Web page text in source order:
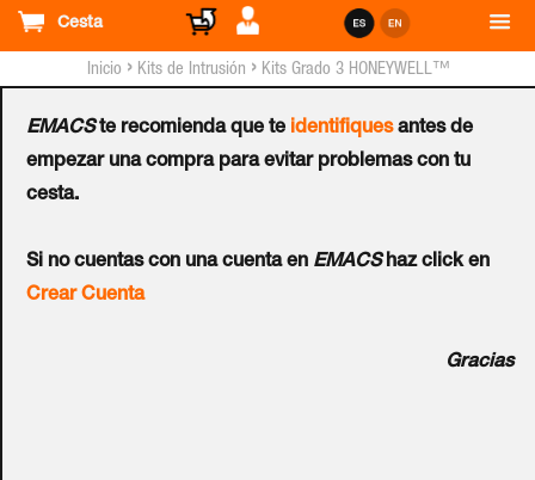
Cesta
EMACSte recomienda que te identifiquesantes de
empezar una compra para evitar problemas con tu
cesta.
Si no cuentas con una cuenta en EMACShaz click en
Crear Cuenta
Gracias
Inicio › Kits de Intrusión › Kits Grado 3 HONEYWELL™
Kit HONEYWELL™
GALAXY™ Flex Central V3
20 + Teclado + Módulo